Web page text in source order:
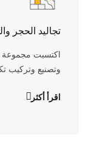
تجاليد الحجر
اكتسبت
وتصنيع وتركيب
اقرأ أكثر